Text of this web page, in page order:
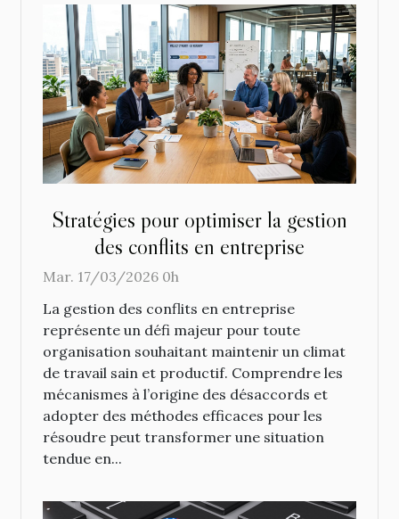
Stratégies pour optimiser la gestion
des conflits en entreprise
Mar. 17/03/2026 0h
La gestion des conflits en entreprise
représente un défi majeur pour toute
organisation souhaitant maintenir un climat
de travail sain et productif. Comprendre les
mécanismes à l’origine des désaccords et
adopter des méthodes efficaces pour les
résoudre peut transformer une situation
tendue en...